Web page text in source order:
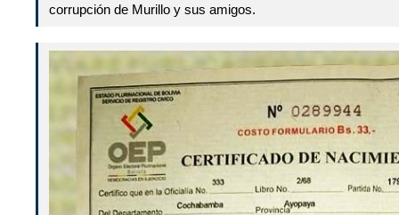
corrupción de Murillo y sus amigos.